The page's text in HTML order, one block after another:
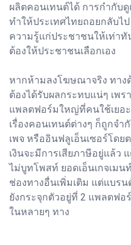
ผลิตคอนเทนต์ได้ การกำกับ
ทำให้ประเทศไทยถอยกลับไ
ความรู้แก่ประชาชนให้เท่าทั
ต้องให้ประชาชนเลือกเอง
หากห้ามลงโฆษณาจริง ทาง
ต้องได้รับผลกระทบแน่ๆ เพร
แพลตฟอร์มใหญ่ที่คนใช้เยอ
เรื่องคอนเทนต์ต่างๆ ก็ถูกจ
เพจ หรืออินฟลูเอ็นเซอร์โดย
เงินจะมีการเสียภาษีอยู่แล้ว
ไม่บูทโพสท์ ยอดเอ็นเกจเม
ช่องทางอื่นเพิ่มเติม แต่แบร
ยังกระจุกตัวอยู่ที่ 2 แพลตฟอ
ในหลายๆ ทาง